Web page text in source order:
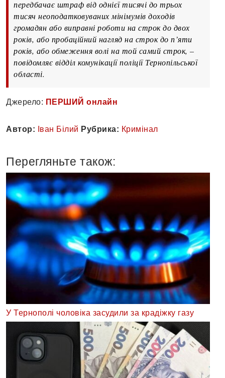
передбачає штраф від однієї тисячі до трьох
тисяч неоподатковуваних мінімумів доходів
громадян або виправні роботи на строк до двох
років, або пробаційний нагляд на строк до п’яти
років, або обмеження волі на той самий строк, –
повідомляє відділ комунікації поліції Тернопільської
області.
Джерело: ПЕРШИЙ онлайн
Автор: Іван Білий Рубрика: Кримінал
Перегляньте також:
У Тернополі чоловіка засудили за крадіжку газу